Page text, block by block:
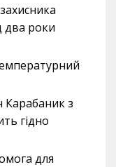
два роки
Карабаник з
гідно
для